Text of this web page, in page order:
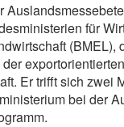
für
(BMEL),
Er trifft sich zwei
bei der